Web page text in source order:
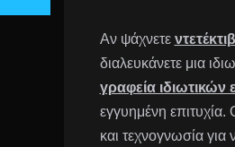
Αν ψάχνετε
διαλευκάνετε μια
γραφεία ιδιωτικών
εγγυημένη επιτυχία.
και τεχνογνωσία